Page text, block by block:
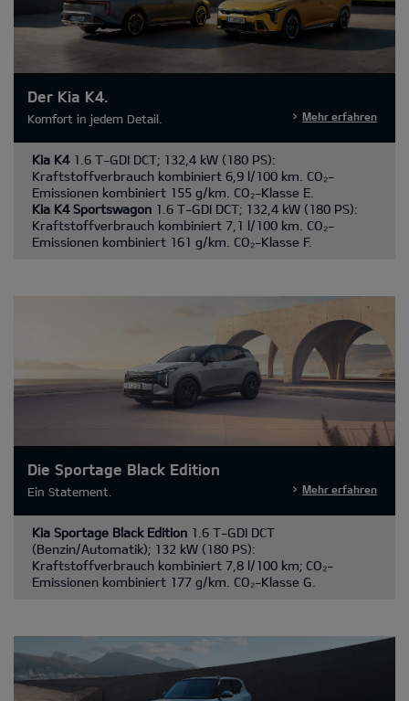
Der Kia K4.
Komfort in jedem Detail. Mehr erfahren
Kia K41.6 T-GDI DCT; 132,4 kW (180 PS):
Kraftstoffverbrauch kombiniert 6,9 l/100 km. CO₂-
Emissionen kombiniert 155 g/km. CO₂-Klasse E.
Kia K4 Sportswagon 1.6 T-GDI DCT; 132,4 kW (180 PS):
Kraftstoffverbrauch kombiniert 7,1 l/100 km. CO₂-
Emissionen kombiniert 161 g/km. CO₂-Klasse F.
Die Sportage Black Edition
Ein Statement. Mehr erfahren
Kia Sportage Black Edition 1.6 T-GDI DCT
(Benzin/Automatik); 132 kW (180 PS):
Kraftstoffverbrauch kombiniert 7,8 l/100 km; CO₂-
Emissionen kombiniert 177 g/km. CO₂-Klasse G.